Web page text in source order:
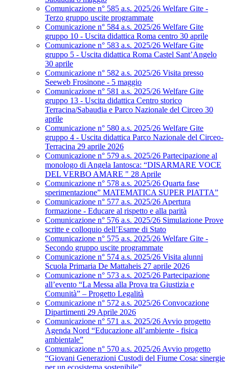
Comunicazione n° 585 a.s. 2025/26 Welfare Gite -
Terzo gruppo uscite programmate
Comunicazione n° 584 a.s. 2025/26 Welfare Gite
gruppo 10 - Uscita didattica Roma centro 30 aprile
Comunicazione n° 583 a.s. 2025/26 Welfare Gite
gruppo 5 - Uscita didattica Roma Castel Sant’Angelo
30 aprile
Comunicazione n° 582 a.s. 2025/26 Visita presso
Seeweb Frosinone - 5 maggio
Comunicazione n° 581 a.s. 2025/26 Welfare Gite
gruppo 13 - Uscita didattica Centro storico
Terracina/Sabaudia e Parco Nazionale del Circeo 30
aprile
Comunicazione n° 580 a.s. 2025/26 Welfare Gite
gruppo 4 - Uscita didattica Parco Nazionale del Circeo-
Terracina 29 aprile 2026
Comunicazione n° 579 a.s. 2025/26 Partecipazione al
monologo di Angela Iantosca: “DISARMARE VOCE
DEL VERBO AMARE " 28 Aprile
Comunicazione n° 578 a.s. 2025/26 Quarta fase
sperimentazione” MATEMATICA SUPER PIATTA”
Comunicazione n° 577 a.s. 2025/26 Apertura
formazione - Educare al rispetto e alla parità
Comunicazione n° 576 a.s. 2025/26 Simulazione Prove
scritte e colloquio dell’Esame di Stato
Comunicazione n° 575 a.s. 2025/26 Welfare Gite -
Secondo gruppo uscite programmate
Comunicazione n° 574 a.s. 2025/26 Visita alunni
Scuola Primaria De Mattaheis 27 aprile 2026
Comunicazione n° 573 a.s. 2025/26 Partecipazione
all’evento “La Messa alla Prova tra Giustizia e
Comunità” – Progetto Legalità
Comunicazione n° 572 a.s. 2025/26 Convocazione
Dipartimenti 29 Aprile 2026
Comunicazione n° 571 a.s. 2025/26 Avvio progetto
Agenda Nord “Educazione all’ambiente - fisica
ambientale”
Comunicazione n° 570 a.s. 2025/26 Avvio progetto
“Giovani Generazioni Custodi del Fiume Cosa: sinergie